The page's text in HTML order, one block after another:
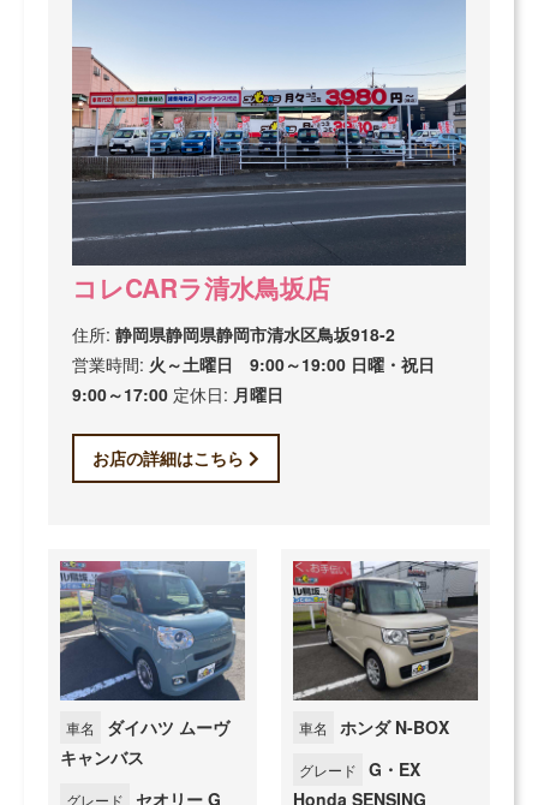
コレCARラ清水鳥坂店
住所: 静岡県静岡県静岡市清水区鳥坂918-2
営業時間: 火～土曜日 9:00～19:00 日曜・祝日
9:00～17:00 定休日: 月曜日
お店の詳細はこちら
車名
ダイハツ ムーヴ
キャンバス
グレード セオリー G
車名 ホンダ N-BOX
グレード
G・EX
Honda SENSING